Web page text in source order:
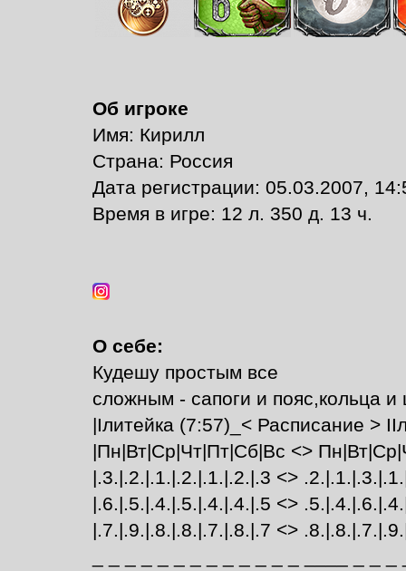
Об игроке
Имя: Кирилл
Страна: Россия
Дата регистрации: 05.03.2007,
Время в игре: 12 л. 350 д. 13 ч.
О себе:
Кудешу простым все
сложным - сапоги и пояс,кольца
|Iлитейка (7:57)_< Расписание >
|Пн|Вт|Ср|Чт|Пт|Сб|Вс <>
|.3.|.2.|.1.|.2.|.1.|.2.|.3 <>
|.6.|.5.|.4.|.5.|.4.|.4.|.5 <>
|.7.|.9.|.8.|.8.|.7.|.8.|.7 <>